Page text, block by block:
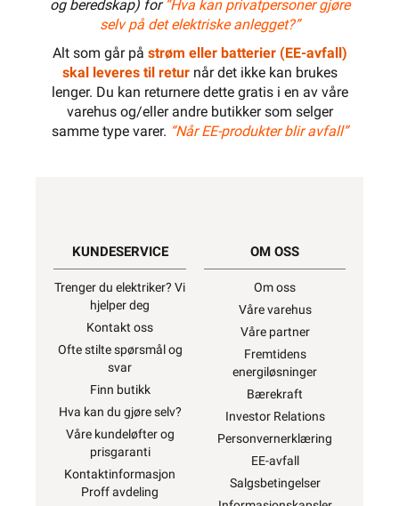
og beredskap) for “Hva kan privatpersoner gjøre
selv på det elektriske anlegget?”
Alt som går på strøm eller batterier (EE-avfall)
skal leveres til returnår det ikke kan brukes
lenger. Du kan returnere dette gratis i en av våre
varehus og/eller andre butikker som selger
samme type varer. “Når EE-produkter blir avfall”
KUNDESERVICE
Trenger du elektriker? Vi
hjelper deg
Kontakt oss
Ofte stilte spørsmål og
svar
Finn butikk
Hva kan du gjøre selv?
Våre kundeløfter og
prisgaranti
Kontaktinformasjon
Proff avdeling
OM OSS
Om oss
Våre varehus
Våre partner
Fremtidens
energiløsninger
Bærekraft
Investor Relations
Personvernerklæring
EE-avfall
Salgsbetingelser